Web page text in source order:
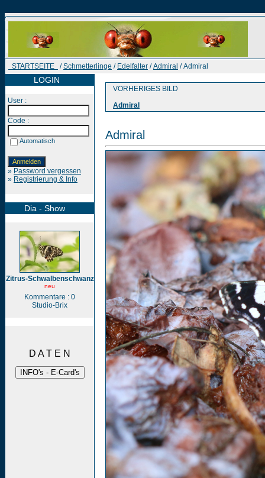
STARTSEITE /Schmetterlinge / Edelfalter /Admiral / Admiral
LOGIN
User :
Code :
Automatisch
» Password vergessen
» Registrierung & Info
Dia - Show
Zitrus-Schwalbenschwanz
neu
Kommentare : 0
Studio-Brix
D A T E N
VORHERIGES BILD
Admiral
Admiral